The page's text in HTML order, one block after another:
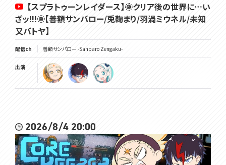
【スプラトゥーンレイダース】🌞クリア後の世界に…い
ざッ!!!🌞【善額サンパロー/兎鞠まり/羽渦ミウネル/未知
又バトヤ】
配信ch 善額サンパロー -Sanparo Zengaku-
出演
2026/8/4 20:00